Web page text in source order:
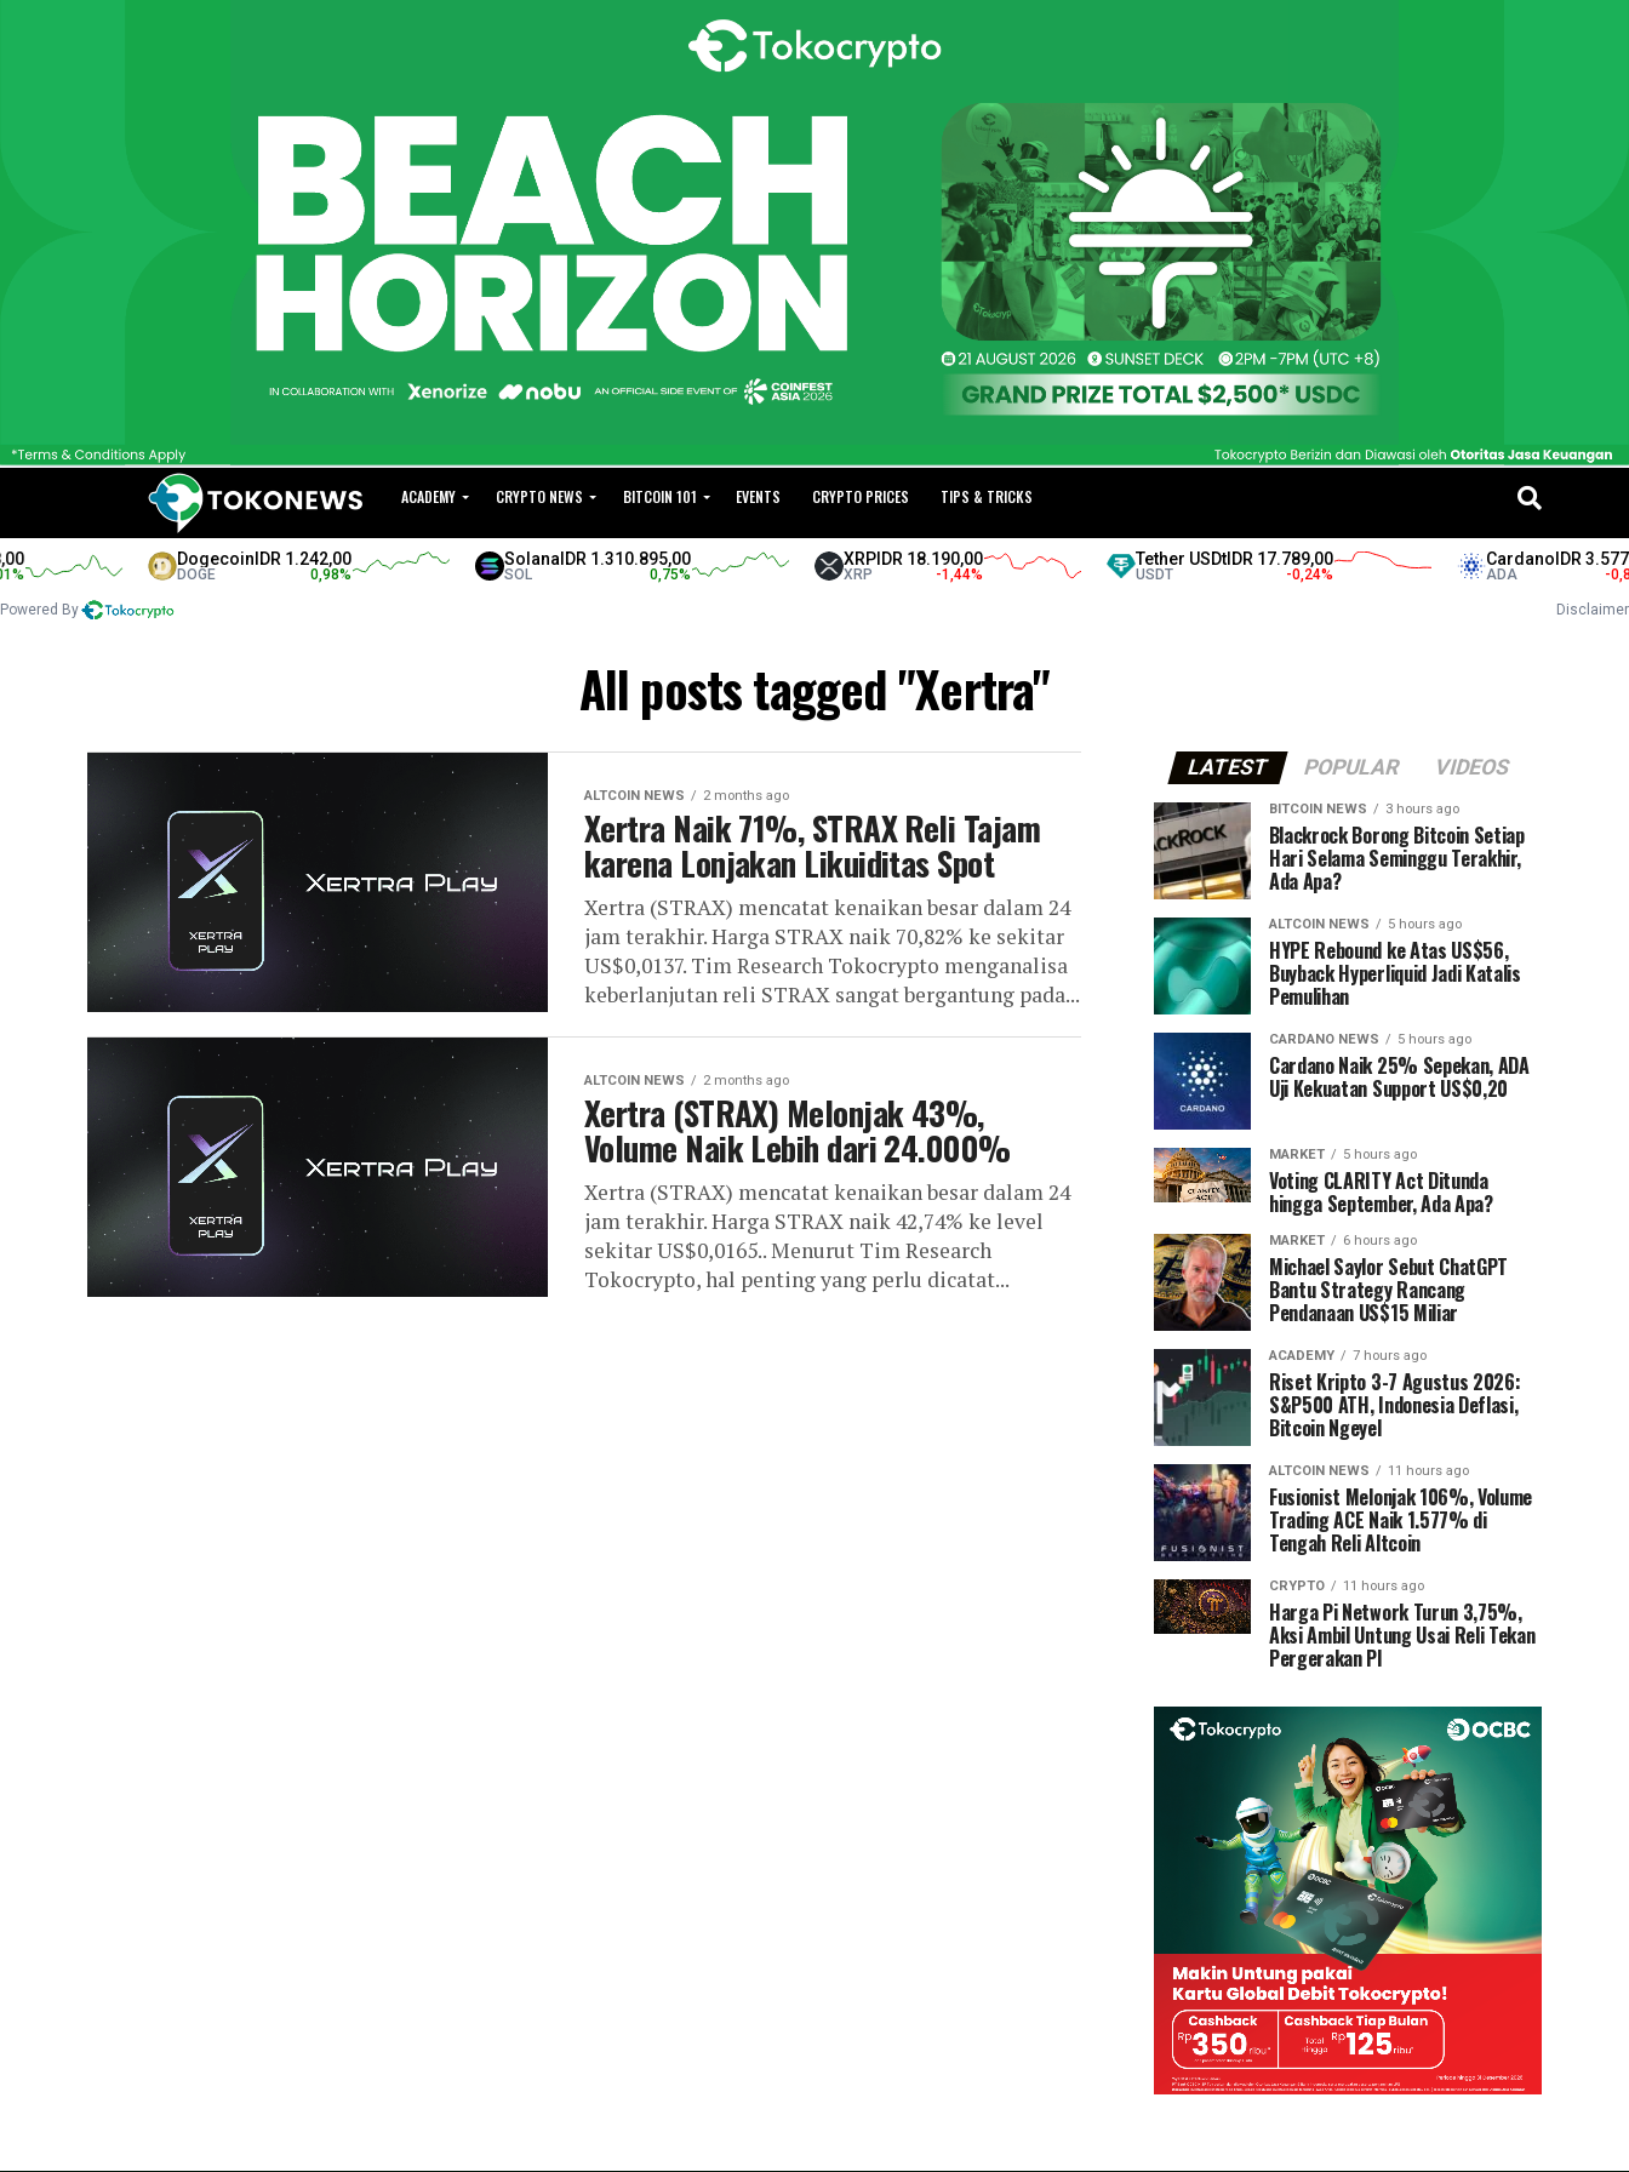
ACADEMY CRYPTO NEWS BITCOIN 101 EVENTS CRYPTO PRICES TIPS & TRICKS
DogecoinIDR 1.242,00
DOGE %
Solana IDR 1.310.895,00
SOL %
XRPIDR 18.190,00
XRP -1,44%
Tether USDtIDR 17.789,00
USDT -0,24%
CardanoIDR 3.577,00
ADA -0,86%
Powered By Disclaimer
All posts tagged "Xertra"
ALTCOIN NEWS 2 months ago
Xertra Naik 71%, STRAX Reli Tajam
karena Lonjakan Likuiditas Spot
Xertra (STRAX) mencatat kenaikan besar dalam 24
jam terakhir. Harga STRAX naik 70,82% ke sekitar
US$0,0137. Tim Research Tokocrypto menganalisa
keberlanjutan reli STRAX sangat bergantung pada...
ALTCOIN NEWS 2 months ago
Xertra (STRAX) Melonjak 43%,
Volume Naik Lebih dari 24.000%
Xertra (STRAX) mencatat kenaikan besar dalam 24
jam terakhir. Harga STRAX naik 42,74% ke level
sekitar US$0,0165.. Menurut Tim Research
Tokocrypto, hal penting yang perlu dicatat...
LATEST POPULAR VIDEOS
BITCOIN NEWS 3 hours ago
⁠Blackrock Borong Bitcoin Setiap
Hari Selama Seminggu Terakhir,
Ada Apa?
ALTCOIN NEWS 5 hours ago
HYPE Rebound ke Atas US$56,
Buyback Hyperliquid Jadi Katalis
Pemulihan
CARDANO NEWS 5 hours ago
Cardano Naik 25% Sepekan, ADA
Uji Kekuatan Support US$0,20
MARKET 5 hours ago
Voting CLARITY Act Ditunda
hingga September, Ada Apa?
MARKET 6 hours ago
Michael Saylor Sebut ChatGPT
Bantu Strategy Rancang
Pendanaan US$15 Miliar
ACADEMY 7 hours ago
Riset Kripto 3-7 Agustus 2026:
S&P500 ATH, Indonesia Deflasi,
Bitcoin Ngeyel
ALTCOIN NEWS 11 hours ago
Fusionist Melonjak 106%, Volume
Trading ACE Naik 1.577% di
Tengah Reli Altcoin
CRYPTO 11 hours ago
Harga Pi Network Turun 3,75%,
Aksi Ambil Untung Usai Reli Tekan
Pergerakan PI